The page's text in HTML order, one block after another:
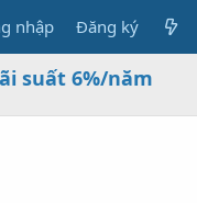
nhập Đăng ký
suất 6%/năm